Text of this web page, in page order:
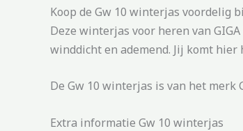
Koop de Gw 10 winterjas voordelig
Deze winterjas voor heren van
winddicht en ademend. Jij komt
De Gw 10 winterjas is van het merk
Extra informatie Gw 10 winterjas